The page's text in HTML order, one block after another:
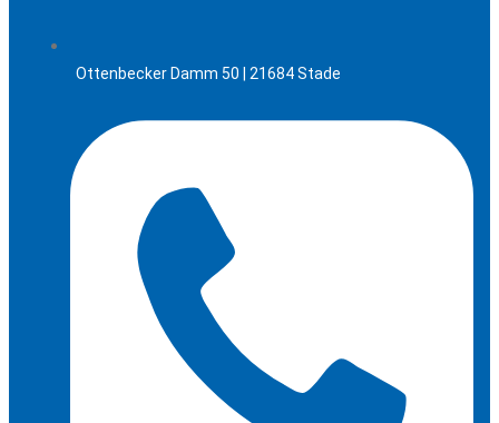
Ottenbecker Damm 50 | 21684 Stade